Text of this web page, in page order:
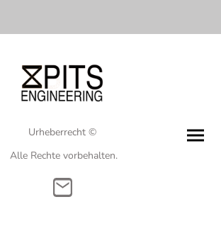
Urheberrecht ©
Alle Rechte vorbehalten.